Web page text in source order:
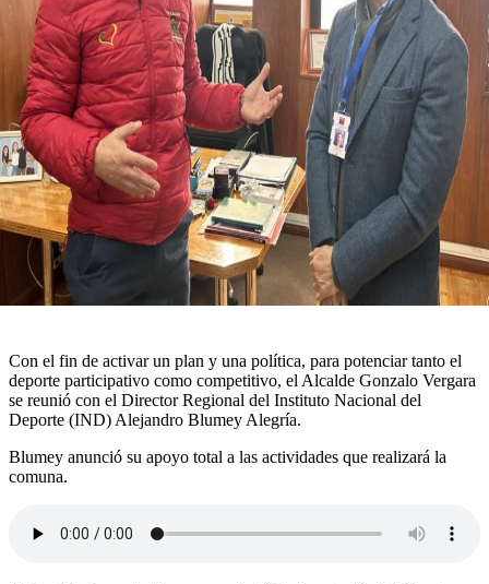
Con el fin de activar un plan y una política, para potenciar tanto el
deporte participativo como competitivo, el Alcalde Gonzalo Vergara
se reunió con el Director Regional del Instituto Nacional del
Deporte (IND) Alejandro Blumey Alegría.
Blumey anunció su apoyo total a las actividades que realizará la
comuna.